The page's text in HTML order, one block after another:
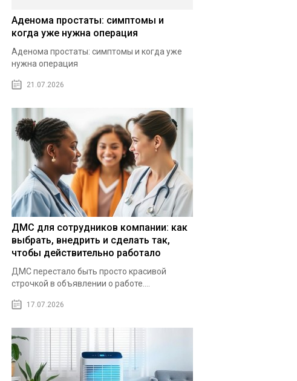
Аденома простаты: симптомы и
когда уже нужна операция
Аденома простаты: симптомы и когда уже
нужна операция
21.07.2026
ДМС для сотрудников компании: как
выбрать, внедрить и сделать так,
чтобы действительно работало
ДМС перестало быть просто красивой
строчкой в объявлении о работе....
17.07.2026